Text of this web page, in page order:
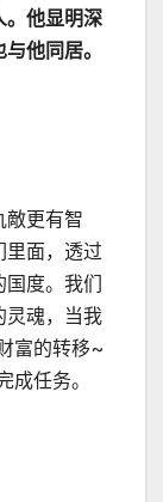
。他显明深
他同居。
敵更有智
里面，透过
国度。我们
灵魂，当我
富的转移~
任务。